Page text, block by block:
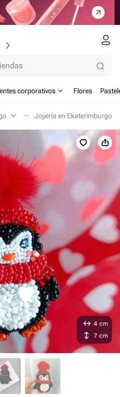
corporativos Flores
Joyería en Ekaterimburgo
4 cm
7 cm